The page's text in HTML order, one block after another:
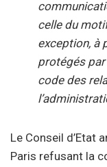
celle du
exception, à
protégés
code des
Le Conseil d’Etat
Paris refusant la